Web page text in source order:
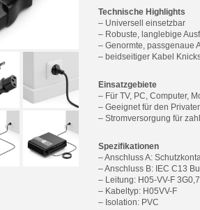
Technische Highlights
– Universell einsetzbar
– Robuste, langlebige
– Genormte, passgenaue
– beidseitiger Kabel
Einsatzgebiete
– Für TV, PC, Computer,
– Geeignet für den
– Stromversorgung für
Spezifikationen
– Anschluss A:
– Anschluss B: IEC C13
– Leitung: H05-VV-F
– Kabeltyp: H05VV-F
– Isolation: PVC